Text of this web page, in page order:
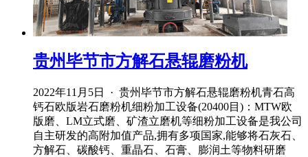
贵州毕节市方解石悬辊磨粉机
2022年11月5日 · 贵州毕节市方解石悬辊磨粉机青石高
钙石欧版岩石磨粉机细粉加工设备(20400目)：MTW欧
版磨、LM立式磨、矿渣立磨机等细粉加工设备是我公司
自主研发的高附加值产品,拥有多项国家,能够将石灰石、
方解石、碳酸钙、重晶石、石膏、膨润土等物料研磨